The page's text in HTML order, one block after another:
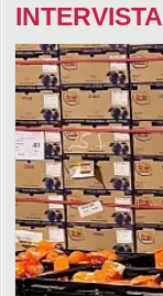
INTERVISTA